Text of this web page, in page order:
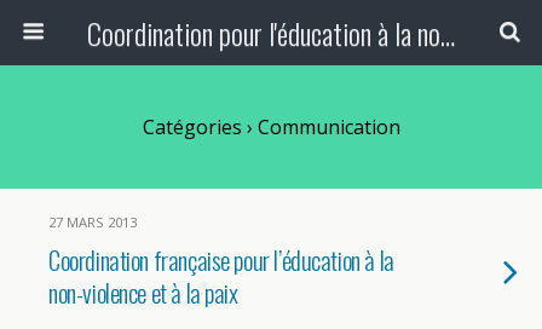
Coordination pour l'éducation à la non-violence et à la paix
Catégories › Communication
27 MARS 2013
Coordination française pour l’éducation à la
non-violence et à la paix